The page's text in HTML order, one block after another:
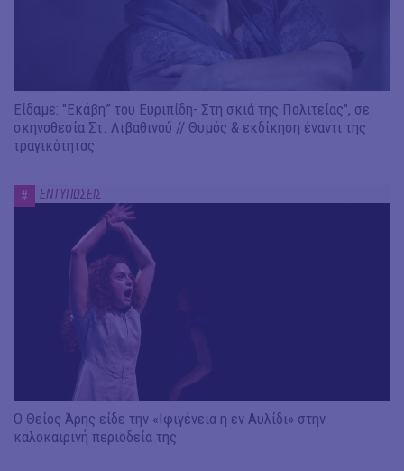
Είδαμε: "Εκάβη” του Ευριπίδη- Στη σκιά της Πολιτείας", σε
σκηνοθεσία Στ. Λιβαθινού // Θυμός & εκδίκηση έναντι της
τραγικότητας
# ΕΝΤΥΠΩΣΕΙΣ
Ο Θείος Άρης είδε την «Ιφιγένεια η εν Αυλίδι» στην
καλοκαιρινή περιοδεία της